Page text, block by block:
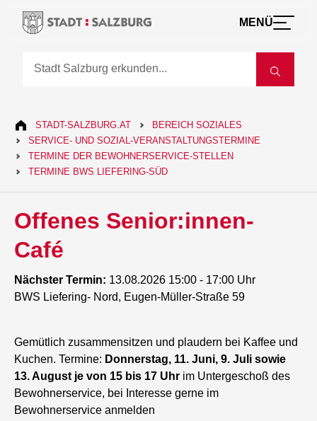
MENÜ
STADT-SALZBURG.AT
BEREICH SOZIALES
SERVICE- UND SOZIAL-VERANSTALTUNGSTERMINE
TERMINE DER BEWOHNERSERVICE-STELLEN
TERMINE BWS LIEFERING-SÜD
Offenes Senior:innen-
Café
Nächster Termin: 13.08.2026 15:00 - 17:00 Uhr
BWS Liefering- Nord, Eugen-Müller-Straße 59
Gemütlich zusammensitzen und plaudern bei Kaffee und
Kuchen. Termine: Donnerstag, 11. Juni, 9. Juli sowie
13. August je von 15 bis 17 Uhr im Untergeschoß des
Bewohnerservice, bei Interesse gerne im
Bewohnerservice anmelden